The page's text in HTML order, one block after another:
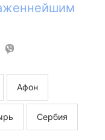
Афон
Сербия